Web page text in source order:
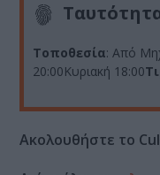
Τοποθεσία: Από
20:00Κυριακή 18:00
Ακολουθήστε το